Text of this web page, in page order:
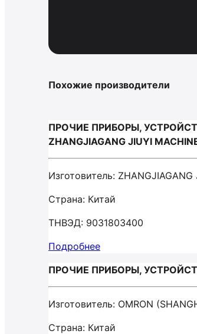
Похожие производители
ПРОЧИЕ ПРИБОРЫ,
ZHANGJIAGANG JIUYI
Изготовитель: ZHANGJIAGANG
Страна: Китай
ТНВЭД: 9031803400
Подробнее
ПРОЧИЕ ПРИБОРЫ,
Изготовитель: OMRON
Страна: Китай